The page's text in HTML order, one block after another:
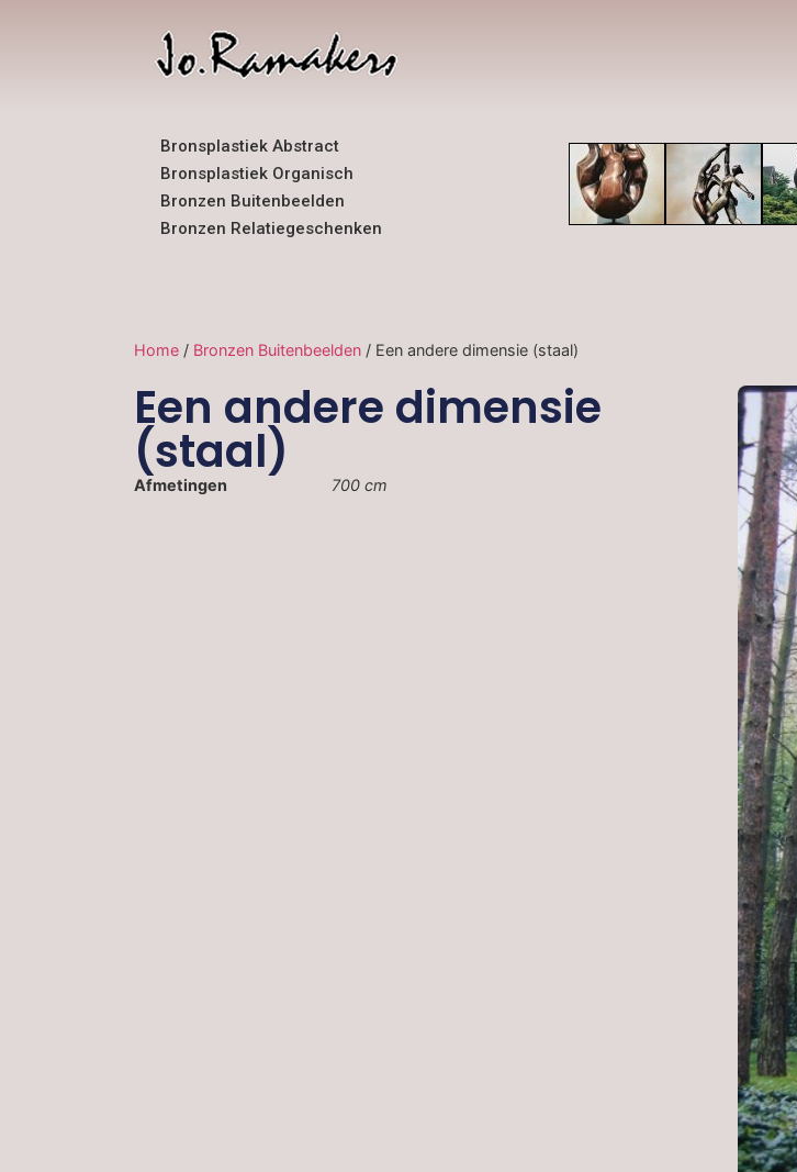
Bronsplastiek Abstract
Bronsplastiek Organisch
Bronzen Buitenbeelden
Bronzen Relatiegeschenken
Home / Bronzen Buitenbeelden / Een andere dimensie (staal)
Een andere dimensie
(staal)
Afmetingen 700 cm